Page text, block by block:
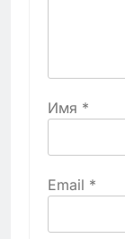
Имя *
Email *